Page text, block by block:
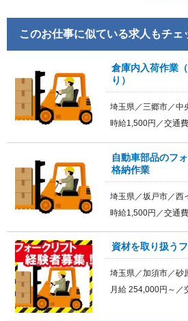
このお仕事に似ている求人もチェ
倉庫内入荷作業
り）
埼玉県／三郷市／中
時給1,500円／交通
自動車部品のフ
格納作業
埼玉県／坂戸市／西
時給1,500円／交通
資材を取り扱う
埼玉県／加須市／砂
月給 254,000円～／